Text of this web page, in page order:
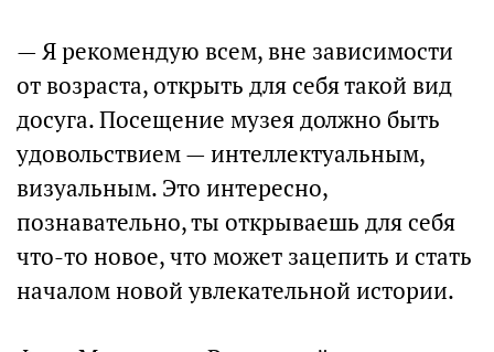
— Я рекомендую всем, вне зависимости
от возраста, открыть для себя такой вид
досуга. Посещение музея должно быть
удовольствием — интеллектуальным,
визуальным. Это интересно,
познавательно, ты открываешь для себя
что-то новое, что может зацепить и стать
началом новой увлекательной истории.